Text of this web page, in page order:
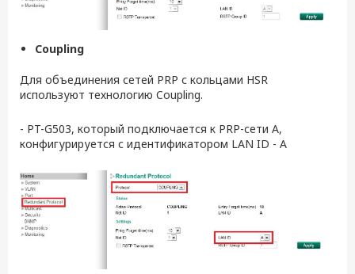
Coupling
Для объединения сетей PRP с кольцами HSR
используют технологию Coupling.
- PT-G503, который подключается к PRP-сети А,
конфигурируется с идентификатором LAN ID - A